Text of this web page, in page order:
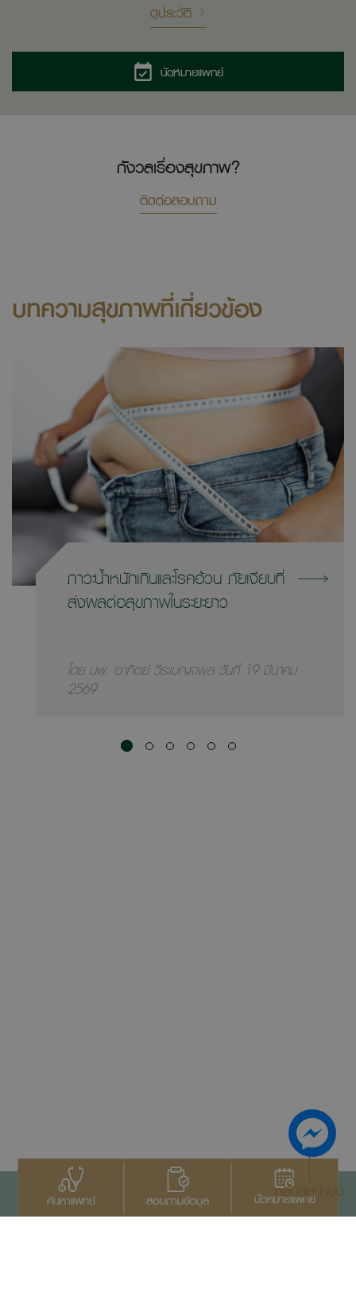
ดูประวัติ
นัดหมายแพทย์
กังวลเรื่องสุขภาพ?
ติดต่อสอบถาม
บทความสุขภาพที่เกี่ยวข้อง
ภาวะน้ำหนักเกินและโรคอ้วน ภัยเงียบที่
ส่งผลต่อสุขภาพในระยะยาว
โดย นพ. อาทิตย์ วีระเบญจพล วันที่ 19 มีนาคม
2569
ค้นหาแพทย์ สอบถามข้อมูล นัดหมายแพทย์
กลับสู่หน้าบน